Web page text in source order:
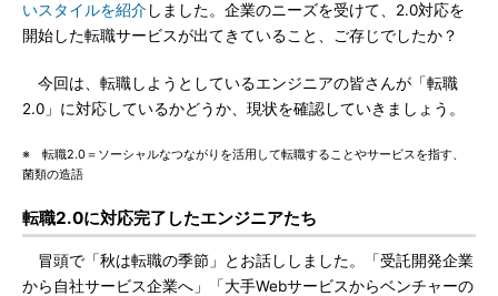
いスタイルを紹介しました。企業のニーズを受けて、2.0対応を
開始した転職サービスが出てきていること、ご存じでしたか？
今回は、転職しようとしているエンジニアの皆さんが「転職
2.0」に対応しているかどうか、現状を確認していきましょう。
※ 転職2.0＝ソーシャルなつながりを活用して転職することやサービスを指す、
菌類の造語
転職2.0に対応完了したエンジニアたち
冒頭で「秋は転職の季節」とお話ししました。「受託開発企業
から自社サービス企業へ」「大手Webサービスからベンチャーの